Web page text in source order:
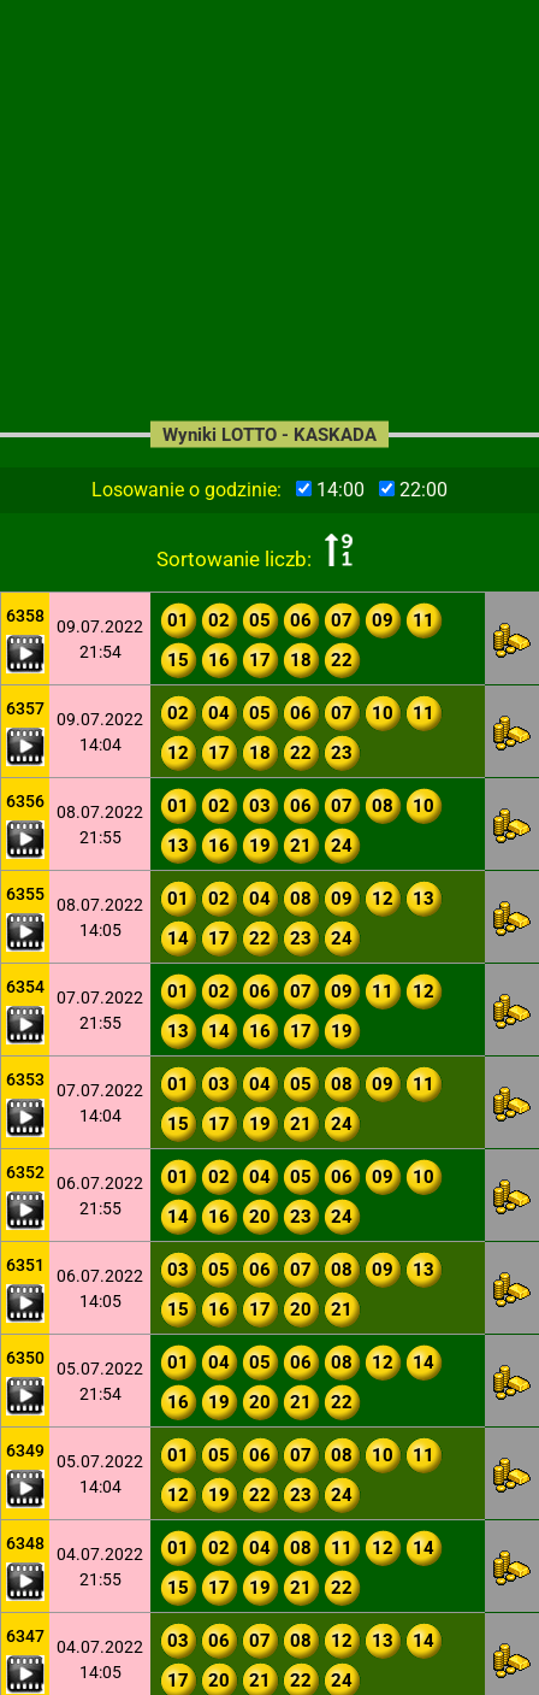
Losowanie o godzinie: 14:00 22:00
Sortowanie liczb:
Wyniki LOTTO - KASKADA
6358
09.07.2022
21:54
01 02 05 06 07 09
11
15
16 17 18 22
6357
09.07.2022
14:04
02 04 05 06 07 10
11
12
17 18 22 23
6356
08.07.2022
21:55
01 02 03 06 07 08
10
13
16 19 21 24
6355
08.07.2022
14:05
01 02 04 08 09 12
13
14
17 22 23 24
6354
07.07.2022
21:55
01 02 06 07 09 11
12
13
14 16 17 19
6353
07.07.2022
14:04
01 03 04 05 08 09
11
15
17 19 21 24
6352
06.07.2022
21:55
01 02 04 05 06 09
10
14
16 20 23 24
6351
06.07.2022
14:05
03 05 06 07 08 09
13
15
16 17 20 21
6350
05.07.2022
21:54
01 04 05 06 08 12
14
16
19 20 21 22
6349
05.07.2022
14:04
01 05 06 07 08 10
11
12
19 22 23 24
6348
04.07.2022
21:55
01 02 04 08 11 12
14
15
17 19 21 22
6347
04.07.2022
14:05
03 06 07 08 12 13
14
17
20 21 22 24